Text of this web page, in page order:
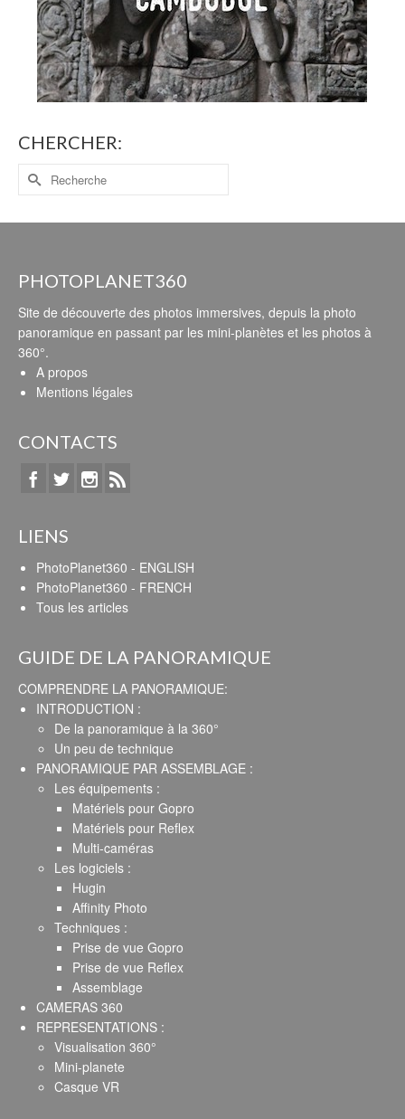
CHERCHER:
PHOTOPLANET360
Site de découverte des photos immersives, depuis la photo
panoramique en passant par les mini-planètes et les photos à
360°.
A propos
Mentions légales
CONTACTS
LIENS
PhotoPlanet360 - ENGLISH
PhotoPlanet360 - FRENCH
Tous les articles
GUIDE DE LA PANORAMIQUE
COMPRENDRE LA PANORAMIQUE:
INTRODUCTION :
De la panoramique à la 360°
Un peu de technique
PANORAMIQUE PAR ASSEMBLAGE :
Les équipements :
Matériels pour Gopro
Matériels pour Reflex
Multi-caméras
Les logiciels :
Hugin
Affinity Photo
Techniques :
Prise de vue Gopro
Prise de vue Reflex
Assemblage
CAMERAS 360
REPRESENTATIONS :
Visualisation 360°
Mini-planete
Casque VR